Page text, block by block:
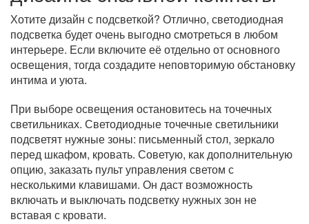
Хотите дизайн с подсветкой? Отлично, светодиодная
подсветка будет очень выгодно смотреться в любом
интерьере. Если включите её отдельно от основного
освещения, тогда создадите неповторимую обстановку
интима и уюта.
При выборе освещения остановитесь на точечных
светильниках. Светодиодные точечные светильники
подсветят нужные зоны: письменный стол, зеркало
перед шкафом, кровать. Советую, как дополнительную
опцию, заказать пульт управления светом с
несколькими клавишами. Он даст возможность
включать и выключать подсветку нужных зон не
вставая с кровати.